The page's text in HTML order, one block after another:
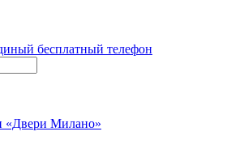
бесплатный телефон